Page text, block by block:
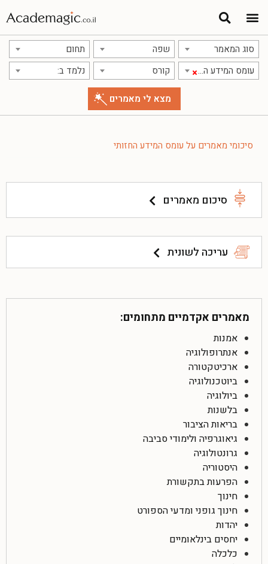
סוג המאמר שפה תחום
×עומס המידע החזותי קורס נלמד ב:
סיכומי מאמרים על עומס המידע החזותי
סיכום מאמרים
עריכה לשונית
מאמרים אקדמיים מתחומים:
אמנות
אנתרופולוגיה
ארכיטקטורה
ביוטכנולוגיה
ביולוגיה
בלשנות
בריאות הציבור
גיאוגרפיה ולימודי סביבה
גרונטולוגיה
היסטוריה
הפרעות בתקשורת
חינוך
חינוך גופני ומדעי הספורט
יהדות
יחסים בינלאומיים
כלכלה